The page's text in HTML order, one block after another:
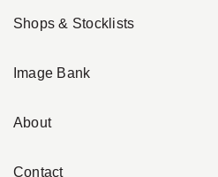
Shops & Stocklists
Image Bank
About
Contact